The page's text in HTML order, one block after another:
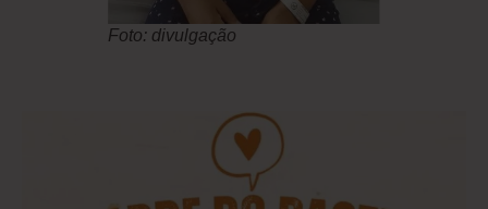
Foto: divulgação